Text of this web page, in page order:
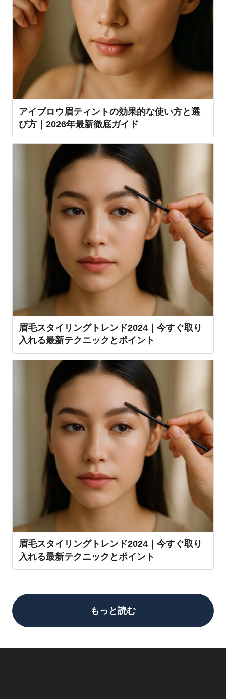
アイブロウ眉ティントの効果的な使い方と選
び方｜2026年最新徹底ガイド
眉毛スタイリングトレンド2024｜今すぐ取り
入れる最新テクニックとポイント
眉毛スタイリングトレンド2024｜今すぐ取り
入れる最新テクニックとポイント
もっと読む